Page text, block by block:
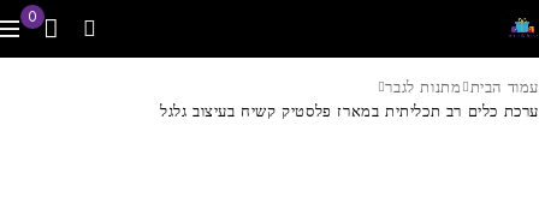
0
עמוד הבית מתנות לגבר
ערכת כלים רב תכליתית במארז פלסטיק קשיח בעיצוב גלגל